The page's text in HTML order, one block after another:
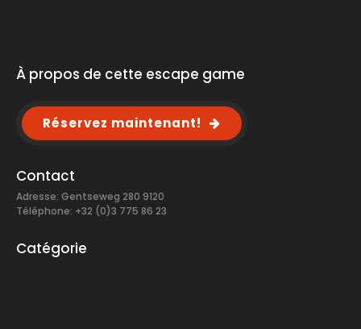
À propos de cette escape game
Réservez maintenant!
Contact
Adresse: Gentseweg 280 9120
Téléphone: +32 (0)3 775 86 23
Catégorie